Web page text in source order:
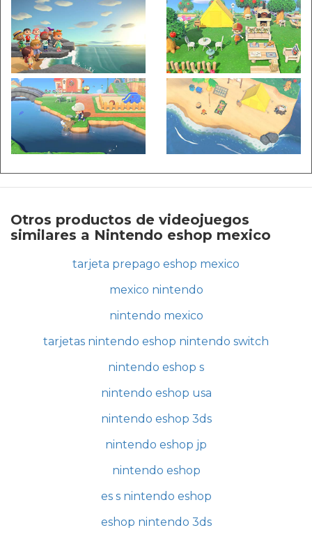
Otros productos de videojuegos
similares a Nintendo eshop mexico
tarjeta prepago eshop mexico
mexico nintendo
nintendo mexico
tarjetas nintendo eshop nintendo switch
nintendo eshop s
nintendo eshop usa
nintendo eshop 3ds
nintendo eshop jp
nintendo eshop
es s nintendo eshop
eshop nintendo 3ds